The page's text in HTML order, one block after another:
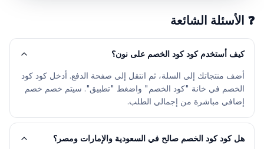
❓ الأسئلة الشائعة
كيف أستخدم كود كود الخصم على نون؟
أضف منتجاتك إلى السلة، ثم انتقل إلى صفحة الدفع. أدخل كود كود
الخصم في خانة "كود الخصم" واضغط "تطبيق". سيتم خصم خصم
إضافي مباشرة من إجمالي الطلب.
هل كود كود الخصم صالح في السعودية والإمارات ومصر؟